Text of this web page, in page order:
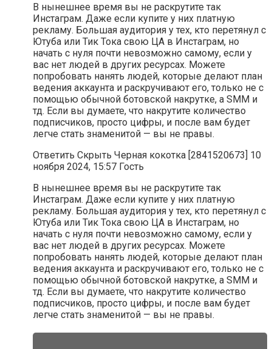
В нынешнее время вы не раскрутите так
Инстаграм. Даже если купите у них платную
рекламу. Большая аудитория у тех, кто перетянул с
Ютуба или Тик Тока свою ЦА в Инстаграм, но
начать с нуля почти невозможно самому, если у
вас нет людей в других ресурсах. Можете
попробовать нанять людей, которые делают план
ведения аккаунта и раскручивают его, только не с
помощью обычной ботовской накрутке, а SMM и
тд. Если вы думаете, что накрутите количество
подписчиков, просто цифры, и после вам будет
легче стать знаменитой — вы не правы.
Ответить Скрыть Черная кокотка [2841520673] 10
ноября 2024, 15:57 Гость
В нынешнее время вы не раскрутите так
Инстаграм. Даже если купите у них платную
рекламу. Большая аудитория у тех, кто перетянул с
Ютуба или Тик Тока свою ЦА в Инстаграм, но
начать с нуля почти невозможно самому, если у
вас нет людей в других ресурсах. Можете
попробовать нанять людей, которые делают план
ведения аккаунта и раскручивают его, только не с
помощью обычной ботовской накрутке, а SMM и
тд. Если вы думаете, что накрутите количество
подписчиков, просто цифры, и после вам будет
легче стать знаменитой — вы не правы.